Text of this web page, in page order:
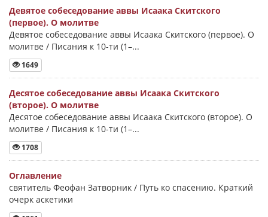
Девятое собеседование аввы Исаака Скитского
(первое). О молитве
Девятое собеседование аввы Исаака Скитского (первое). О
молитве / Писания к 10-ти (1–...
1649
Десятое собеседование аввы Исаака Скитского
(второе). О молитве
Десятое собеседование аввы Исаака Скитского (второе). О
молитве / Писания к 10-ти (1–...
1708
Оглавление
святитель Феофан Затворник / Путь ко спасению. Краткий
очерк аскетики